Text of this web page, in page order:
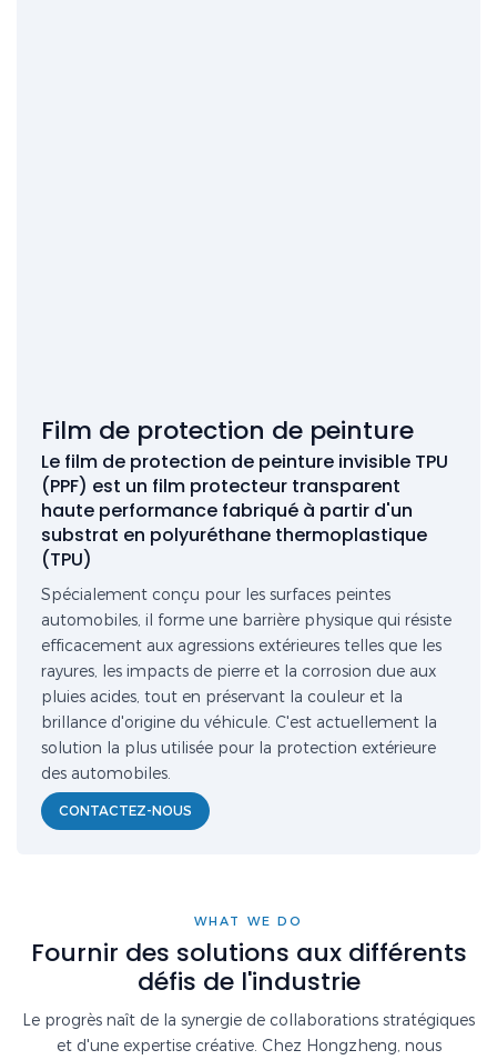
Film de protection de peinture
Le film de protection de peinture invisible TPU
(PPF) est un film protecteur transparent
haute performance fabriqué à partir d'un
substrat en polyuréthane thermoplastique
(TPU)
Spécialement conçu pour les surfaces peintes
automobiles, il forme une barrière physique qui résiste
efficacement aux agressions extérieures telles que les
rayures, les impacts de pierre et la corrosion due aux
pluies acides, tout en préservant la couleur et la
brillance d'origine du véhicule. C'est actuellement la
solution la plus utilisée pour la protection extérieure
des automobiles.
CONTACTEZ-NOUS
WHAT WE DO
Fournir des solutions aux différents
défis de l'industrie
Le progrès naît de la synergie de collaborations stratégiques
et d'une expertise créative. Chez Hongzheng, nous